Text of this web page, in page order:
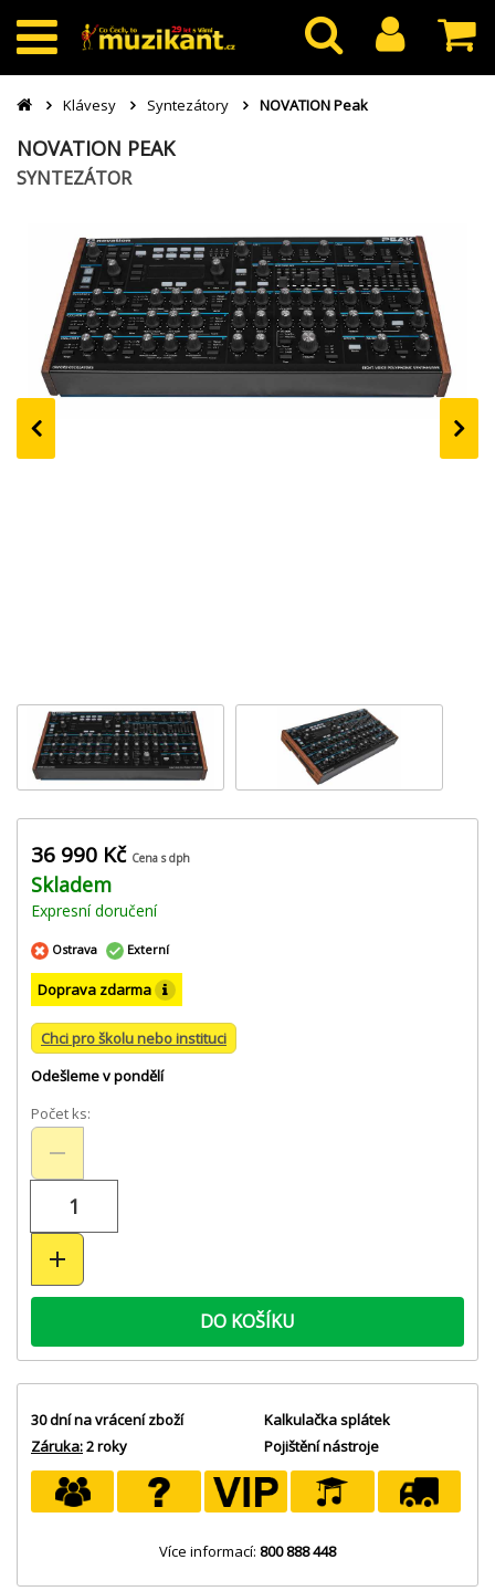
Klávesy Syntezátory NOVATION Peak
NOVATION PEAK
SYNTEZÁTOR
36 990 Kč Cena s dph
Skladem
Expresní doručení
Ostrava Externí
Doprava zdarma
Chci pro školu nebo instituci
Odešleme v pondělí
Počet ks:
DO KOŠÍKU
30 dní na vrácení zboží
Záruka:2 roky
Kalkulačka splátek
Pojištění nástroje
Více informací: 800 888 448